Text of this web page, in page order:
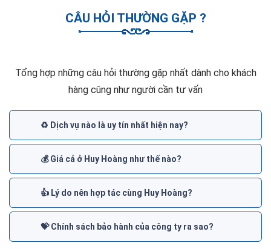
CÂU HỎI THƯỜNG GẶP ?
Tổng hợp những câu hỏi thường gặp nhất dành cho khách
hàng cũng như người cần tư vấn
♻️ Dịch vụ nào là uy tín nhất hiện nay?
💰 Giá cả ở Huy Hoàng như thế nào?
👍 Lý do nên hợp tác cùng Huy Hoàng?
💝 Chính sách bảo hành của công ty ra sao?